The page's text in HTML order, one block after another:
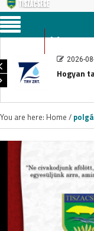
Menu
2026-
Hogyan
You are here: Home /